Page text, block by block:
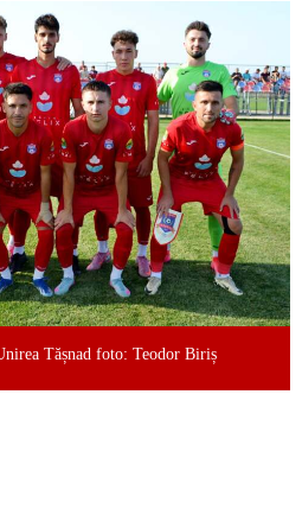
Tășnad foto: Teodor Biriș